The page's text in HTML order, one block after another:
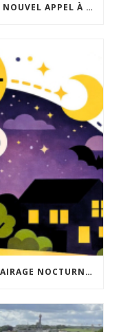
« INSPIRONS LE QUARTIER » : UN NOUVEL APPEL À PROJETS EST LANCÉ !
ACCEPTABILITÉ SOCIALE DE L’ÉCLAIRAGE NOCTURNE : LE REPLAY EST DISPONIBLE